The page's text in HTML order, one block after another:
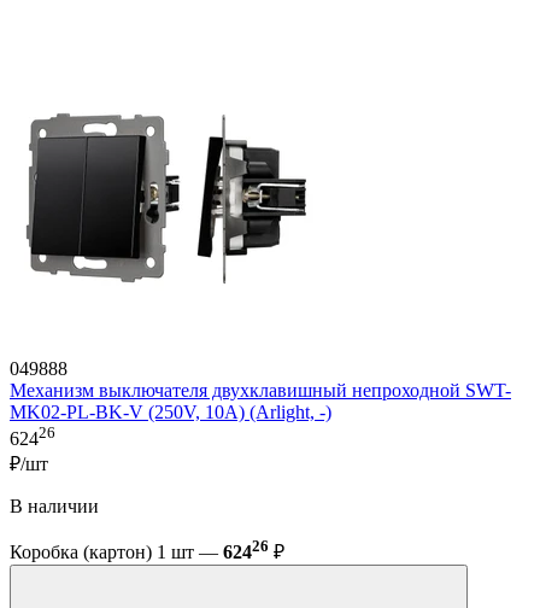
049888
Механизм выключателя двухклавишный непроходной SWT-
MK02-PL-BK-V (250V, 10A) (Arlight, -)
62426
₽/шт
В наличии
Коробка (картон) 1 шт — 62426 ₽